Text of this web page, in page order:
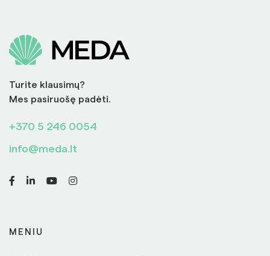
Turite klausimų?
Mes pasiruošę padėti.
+370 5 246 0054
info@meda.lt
MENIU